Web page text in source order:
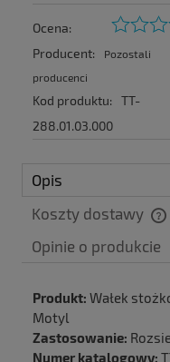
Ocena:
Producent:
Pozostali
producenci
Kod produktu:
TT-
288.01.03.000
Opis
Koszty dostawy
Cena nie zawiera
Produkt: Wałek
Motyl
Zastosowanie:
Numer katalogowy: